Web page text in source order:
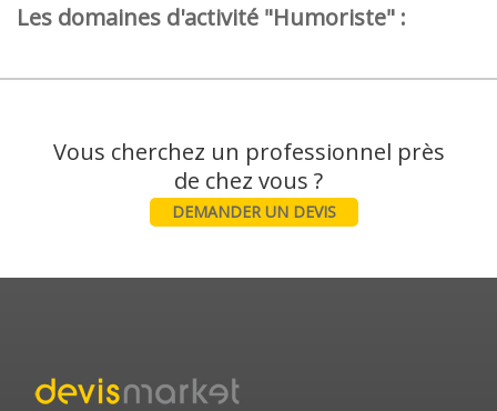
Les domaines d'activité "Humoriste" :
Vous cherchez un professionnel près
DEMANDER UN DEVIS